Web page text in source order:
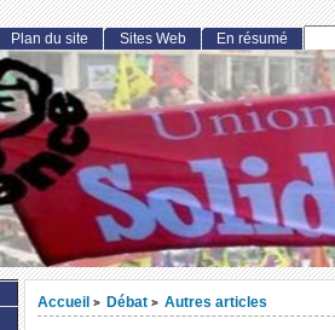
Accueil > Débat > Autres articles
Plan du site Sites Web En résumé